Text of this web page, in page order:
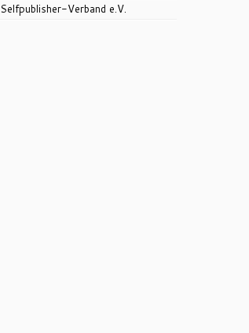
Selfpublisher-Verband e.V.